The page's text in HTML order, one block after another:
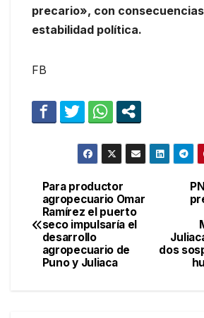
precario», con
estabilidad política.
FB
Navegación
de
entradas
dos
Para productor
agropecuario Omar
Ramírez el puerto
seco impulsaría el
desarrollo
agropecuario de
Puno y Juliaca